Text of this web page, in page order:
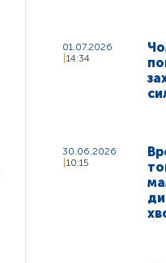
01.07.2026
14:34
30.06.2026
10:15